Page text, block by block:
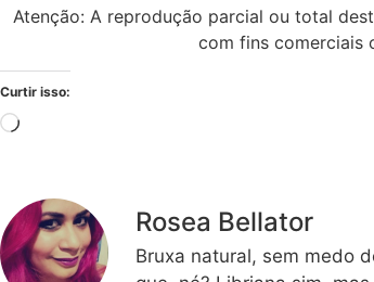
Atenção: A reprodução parcial ou total
com fins comerciais
Curtir isso:
Rosea Bellator
Bruxa natural, sem medo